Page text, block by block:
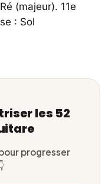
(majeur). 11e
: Sol
les 52
progresser